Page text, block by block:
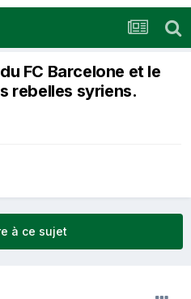
FC Barcelone et le
rebelles syriens.
à ce sujet